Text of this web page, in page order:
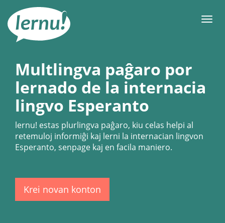
enhavo
Multlingva paĝaro por
lernado de la internacia
lingvo Esperanto
lernu! estas plurlingva paĝaro, kiu celas helpi al
retemuloj informiĝi kaj lerni la internacian lingvon
Esperanto, senpage kaj en facila maniero.
Krei novan konton